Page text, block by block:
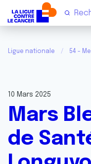
Ligue nationale 54 -
10 Mars 2025
Mars
de